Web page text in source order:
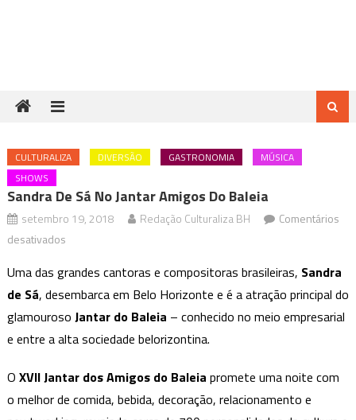
CULTURALIZA DIVERSÃO GASTRONOMIA
MÚSICA
SHOWS
Sandra De Sá No Jantar Amigos Do Baleia
setembro 19, 2018 Redação Culturaliza BH
Comentários
desativadosem
de
Sá
no
Jantar
do
Baleia
Uma das grandes cantoras e compositoras brasileiras, Sandra
de Sá, desembarca em Belo Horizonte e é a atração principal do
glamouroso Jantar do Baleia – conhecido no meio empresarial
e entre a alta sociedade belorizontina.
O XVII Jantar dos Amigos do Baleia promete uma noite com
o melhor de comida, bebida, decoração, relacionamento e